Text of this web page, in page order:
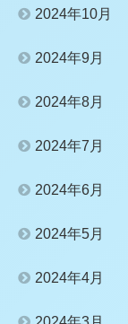
2024年10月
2024年9月
2024年8月
2024年7月
2024年6月
2024年5月
2024年4月